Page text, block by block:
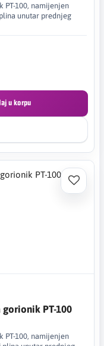
PT-100, namijenjen
unutar prednjeg
u korpu
PT-100
PT-100, namijenjen